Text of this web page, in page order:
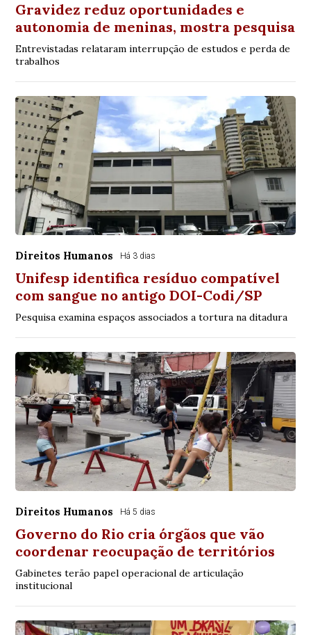
Gravidez reduz oportunidades e
autonomia de meninas, mostra pesquisa
Entrevistadas relataram interrupção de estudos e perda de
trabalhos
Direitos Humanos Há 3 dias
Unifesp identifica resíduo compatível
com sangue no antigo DOI-Codi/SP
Pesquisa examina espaços associados a tortura na ditadura
Direitos Humanos Há 5 dias
Governo do Rio cria órgãos que vão
coordenar reocupação de territórios
Gabinetes terão papel operacional de articulação
institucional